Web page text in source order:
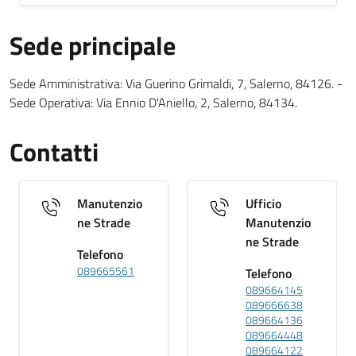
Sede principale
Sede Principale testuale
Sede Amministrativa: Via Guerino Grimaldi, 7, Salerno, 84126. -
Sede Operativa: Via Ennio D'Aniello, 2, Salerno, 84134.
Contatti
Manutenzio
ne Strade
Telefono
089665561
Ufficio
Manutenzio
ne Strade
Telefono
089664145
089666638
089664136
089664448
089664122